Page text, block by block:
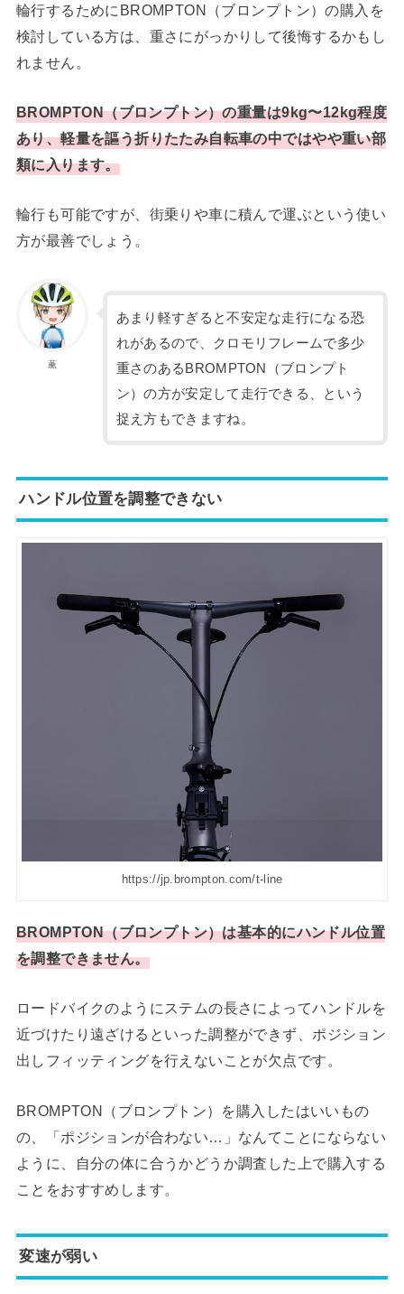
輪行するためにBROMPTON（ブロンプトン）の購入を
検討している方は、重さにがっかりして後悔するかもし
れません。
BROMPTON（ブロンプトン）の重量は9kg〜12kg程度
あり、軽量を謳う折りたたみ自転車の中ではやや重い部
類に入ります。
輪行も可能ですが、街乗りや車に積んで運ぶという使い
方が最善でしょう。
薫
あまり軽すぎると不安定な走行になる恐
れがあるので、クロモリフレームで多少
重さのあるBROMPTON（ブロンプト
ン）の方が安定して走行できる、という
捉え方もできますね。
ハンドル位置を調整できない
https://jp.brompton.com/t-line
BROMPTON（ブロンプトン）は基本的にハンドル位置
を調整できません。
ロードバイクのようにステムの長さによってハンドルを
近づけたり遠ざけるといった調整ができず、ポジション
出しフィッティングを行えないことが欠点です。
BROMPTON（ブロンプトン）を購入したはいいもの
の、「ポジションが合わない…」なんてことにならない
ように、自分の体に合うかどうか調査した上で購入する
ことをおすすめします。
変速が弱い